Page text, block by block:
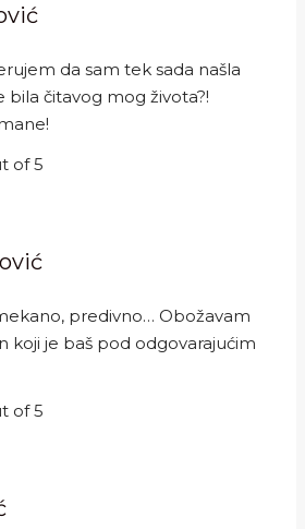
da sam tek sada našla
bila čitavog mog života?!
of 5
predivno… Obožavam
koji je baš pod odgovarajućim
of 5